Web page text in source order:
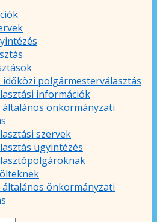
időközi polgármesterválasztás
információk
általános önkormányzati
szervek
ügyintézés
általános önkormányzati